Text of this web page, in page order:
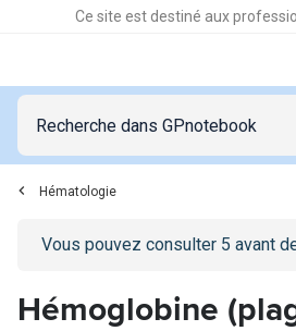
Ce site est destiné aux
Hématologie
Go to/se-connecterpage
Vous pouvez consulter 5 avant
Hémoglobine